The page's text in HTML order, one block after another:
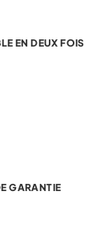
EN DEUX FOIS
GARANTIE